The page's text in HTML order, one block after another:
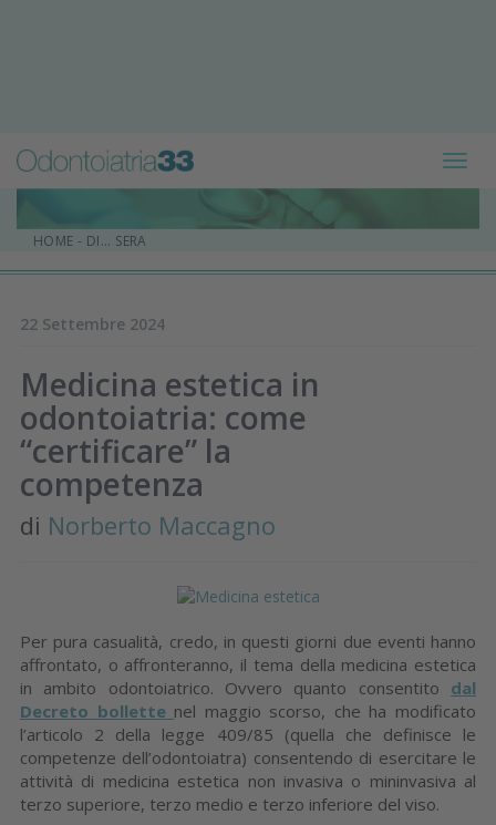
HOME - DI... SERA
22 Settembre 2024
Medicina estetica in
odontoiatria: come
“certificare” la
competenza
di Norberto Maccagno
Per pura casualità, credo, in questi giorni due eventi hanno
affrontato, o affronteranno, il tema della medicina estetica
in ambito odontoiatrico. Ovvero quanto consentito dal
Decreto bollette nel maggio scorso, che ha modificato
l’articolo 2 della legge 409/85 (quella che definisce le
competenze dell’odontoiatra) consentendo di esercitare le
attività di medicina estetica non invasiva o mininvasiva al
terzo superiore, terzo medio e terzo inferiore del viso.